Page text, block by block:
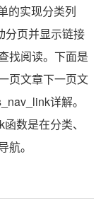
的实现分类列
分页并显示链接
找阅读。下面是
页文章下一页文
详解。
数是在分类、
。